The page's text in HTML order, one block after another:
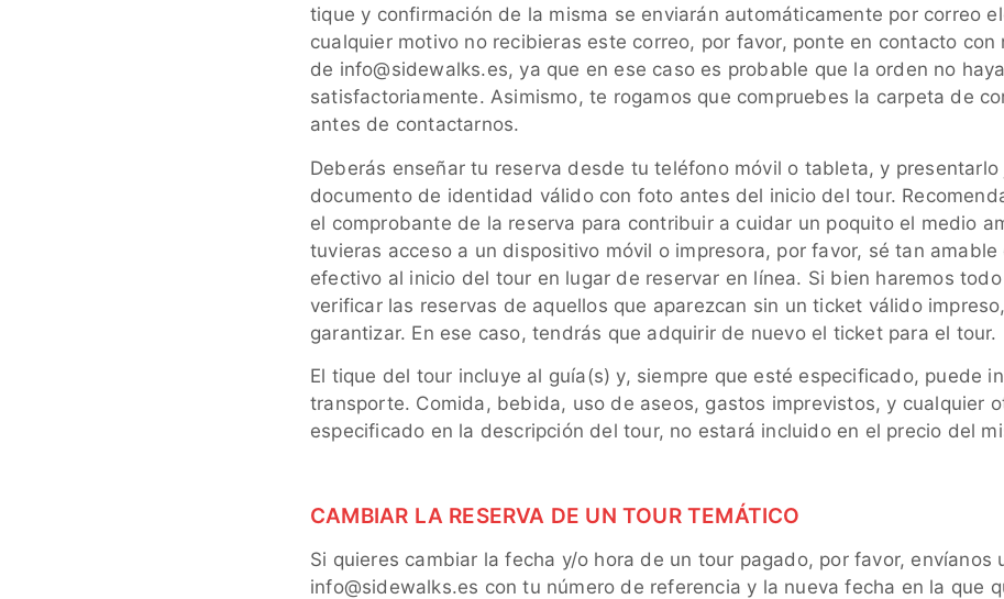
tique y confirmación de la misma se enviarán automáticamente por correo
cualquier motivo no recibieras este correo, por favor, ponte en contacto con
de info@sidewalks.es, ya que en ese caso es probable que la orden no
satisfactoriamente. Asimismo, te rogamos que compruebes la carpeta de
antes de contactarnos.
Deberás enseñar tu reserva desde tu teléfono móvil o tableta, y presentarlo
documento de identidad válido con foto antes del inicio del tour.
el comprobante de la reserva para contribuir a cuidar un poquito el medio
tuvieras acceso a un dispositivo móvil o impresora, por favor, sé tan amable
efectivo al inicio del tour en lugar de reservar en línea. Si bien haremos
verificar las reservas de aquellos que aparezcan sin un ticket válido
garantizar. En ese caso, tendrás que adquirir de nuevo el ticket para el tour.
El tique del tour incluye al guía(s) y, siempre que esté especificado, puede
transporte. Comida, bebida, uso de aseos, gastos imprevistos, y cualquier
especificado en la descripción del tour, no estará incluido en el precio del
CAMBIAR LA RESERVA DE UN TOUR TEMÁTICO
Si quieres cambiar la fecha y/o hora de un tour pagado, por favor, envíanos
info@sidewalks.es con tu número de referencia y la nueva fecha en la que